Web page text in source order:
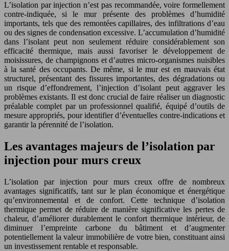
L’isolation par injection n’est pas recommandée, voire formellement
contre-indiquée, si le mur présente des problèmes d’humidité
importants, tels que des remontées capillaires, des infiltrations d’eau
ou des signes de condensation excessive. L’accumulation d’humidité
dans l’isolant peut non seulement réduire considérablement son
efficacité thermique, mais aussi favoriser le développement de
moisissures, de champignons et d’autres micro-organismes nuisibles
à la santé des occupants. De même, si le mur est en mauvais état
structurel, présentant des fissures importantes, des dégradations ou
un risque d’effondrement, l’injection d’isolant peut aggraver les
problèmes existants. Il est donc crucial de faire réaliser un diagnostic
préalable complet par un professionnel qualifié, équipé d’outils de
mesure appropriés, pour identifier d’éventuelles contre-indications et
garantir la pérennité de l’isolation.
Les avantages majeurs de l’isolation par
injection pour murs creux
L’isolation par injection pour murs creux offre de nombreux
avantages significatifs, tant sur le plan économique et énergétique
qu’environnemental et de confort. Cette technique d’isolation
thermique permet de réduire de manière significative les pertes de
chaleur, d’améliorer durablement le confort thermique intérieur, de
diminuer l’empreinte carbone du bâtiment et d’augmenter
potentiellement la valeur immobilière de votre bien, constituant ainsi
un investissement rentable et responsable.